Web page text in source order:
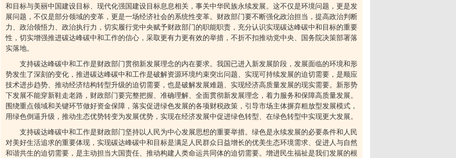
和目标与美丽中国建设目标、现代化强国建设目标息息相关，事关中华民族永续发展。这不仅是环境问题，更是发
展问题，不仅是部分领域的变革，更是一场经济社会的系统性变革。财政部门要不断强化政治担当，提高政治判断
力、政治领悟力、政治执行力，切实履行党中央赋予财政部门的职能职责，充分认识实现碳达峰碳中和目标的重要
性，切实增强推进碳达峰碳中和工作的信心，采取更有力更有效的举措，不折不扣推动党中央、国务院决策部署落
实落地。
支持碳达峰碳中和工作是财政部门贯彻新发展理念的内在要求。我国已进入新发展阶段，发展面临的环境和形
势发生了深刻的变化，推进碳达峰碳中和工作是破解资源环境约束突出问题、实现可持续发展的迫切需要，是顺应
技术进步趋势、推动经济结构转型升级的迫切需要，也是破解发展难题、实现经济高质量发展的现实需要。新形势
下发展不能穿新鞋走老路，财政部门要完整把握、准确理解、全面贯彻新发展理念，着力服务和保障高质量发展。
围绕重点领域和关键环节做好资金保障，落实促进绿色发展的各项财税政策，引导市场主体摒弃粗放型发展模式，
用绿色倒逼升级，推动生态优势转变为发展优势，实现在经济发展中促进绿色转型、在绿色转型中实现更大发展。
支持碳达峰碳中和工作是财政部门坚持以人民为中心发展思想的重要举措。绿色是永续发展的必要条件和人民
对美好生活追求的重要体现，实现碳达峰碳中和目标是满足人民群众日益增长的优美生态环境需求、促进人与自然
和谐共生的迫切需要，是主动担当大国责任、推动构建人类命运共同体的迫切需要。增进民生福祉是我们发展的根